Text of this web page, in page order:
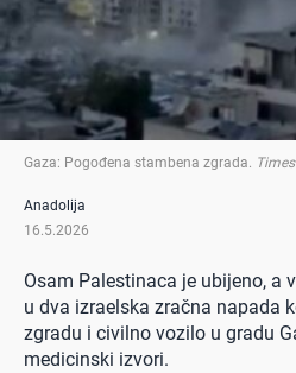
Gaza: Pogođena stambena zgrada.
Anadolija
16.5.2026
Osam Palestinaca je ubijeno, a
u dva izraelska zračna napada
zgradu i civilno vozilo u gradu
medicinski izvori.